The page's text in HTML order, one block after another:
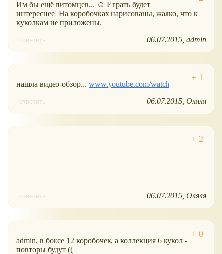
Им бы ещё питомцев... ☺ Играть будет
интереснее! На коробочках нарисованы, жалко, что к
куколкам не приложены.
ответить 06.07.2015 admin
нашла видео-обзор... www.youtube.com/watch
ответить 06.07.2015 Оляля
ответить 06.07.2015 Оляля
admin, в боксе 12 коробочек, а коллекция 6 кукол -
повторы будут ((